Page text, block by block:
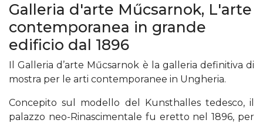
Galleria d'arte Műcsarnok, L'arte
contemporanea in grande
edificio dal 1896
Il Galleria d’arte Műcsarnok è la galleria definitiva di
mostra per le arti contemporanee in Ungheria.
Concepito sul modello del Kunsthalles tedesco, il
palazzo neo-Rinascimentale fu eretto nel 1896, per